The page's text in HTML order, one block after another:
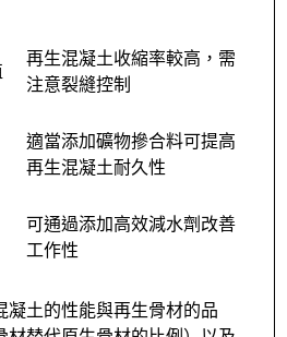
再生混凝土收縮率較高，需
注意裂縫控制
適當添加礦物摻合料可提高
再生混凝土耐久性
可通過添加高效減水劑改善
工作性
凝土的性能與再生骨材的品